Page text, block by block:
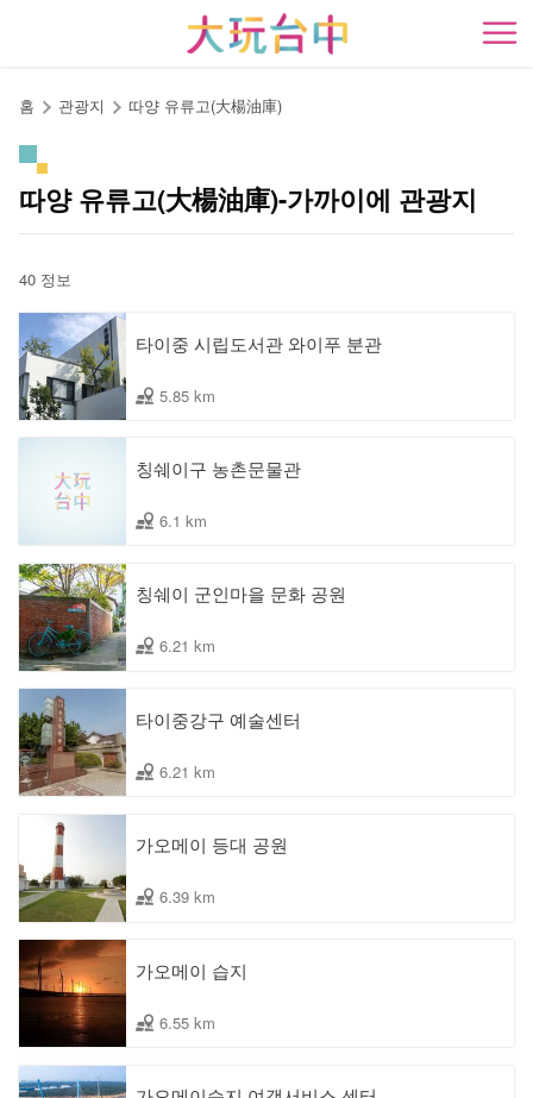
開
홈 관광지 따양 유류고(大楊油庫)
따양 유류고(大楊油庫)-가까이에 관광지
40 정보
타이중 시립도서관 와이푸 분관
5.85 km
칭쉐이구 농촌문물관
6.1 km
칭쉐이 군인마을 문화 공원
6.21 km
타이중강구 예술센터
6.21 km
가오메이 등대 공원
6.39 km
가오메이 습지
6.55 km